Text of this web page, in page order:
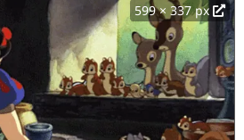
599 × 337 px